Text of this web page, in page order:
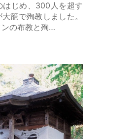
じめ、300人を超す
籠で殉教しました。
の布教と殉…
細はこちら